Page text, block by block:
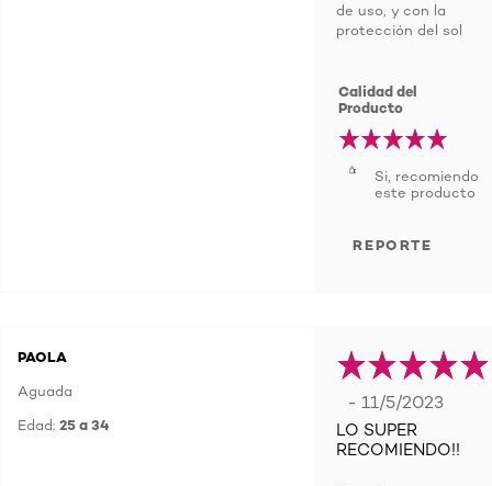
de uso, y con la
protección del sol
Calidad del
Producto
Si, recomiendo
este producto
REPORTE
PAOLA
Aguada
Edad: 25 a 34
- 11/5/2023
LO SUPER
RECOMIENDO!!